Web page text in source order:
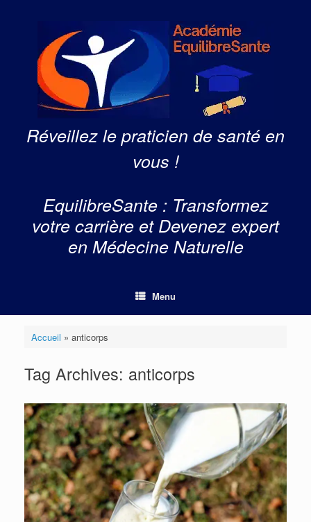
Réveillez le praticien de santé en
vous !
EquilibreSante : Transformez
votre carrière et Devenez expert
en Médecine Naturelle
Menu
Accueil » anticorps
Tag Archives: anticorps